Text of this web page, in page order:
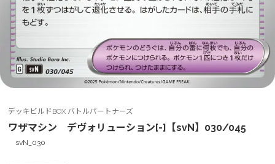
デッキビルドBOX バトルパートナーズ
ワザマシン デヴォリューション[-]【svN】030/045
svN_030